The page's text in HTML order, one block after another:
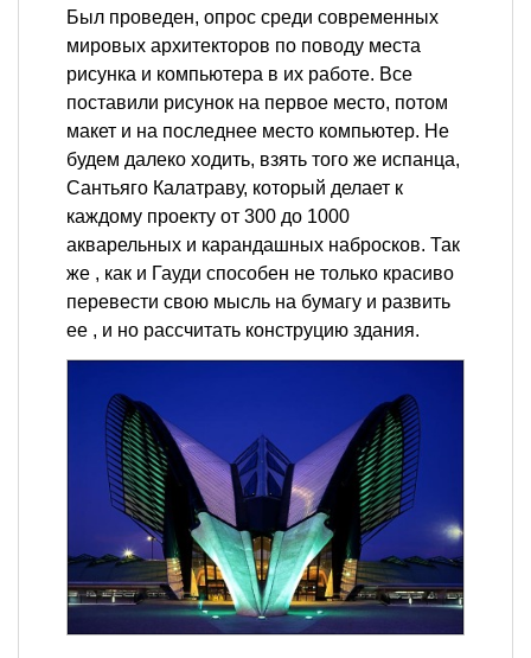
Был проведен, опрос среди современных
мировых архитекторов по поводу места
рисунка и компьютера в их работе. Все
поставили рисунок на первое место, потом
макет и на последнее место компьютер. Не
будем далеко ходить, взять того же испанца,
Сантьяго Калатраву, который делает к
каждому проекту от 300 до 1000
акварельных и карандашных набросков. Так
же , как и Гауди способен не только красиво
перевести свою мысль на бумагу и развить
ее , и но рассчитать конструцию здания.